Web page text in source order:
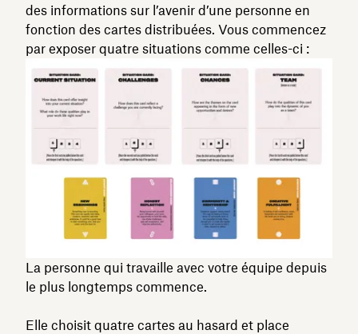
des informations sur l’avenir d’une personne en
fonction des cartes distribuées. Vous commencez
par exposer quatre situations comme celles-ci :
La personne qui travaille avec votre équipe depuis
le plus longtemps commence.
Elle choisit quatre cartes au hasard et place